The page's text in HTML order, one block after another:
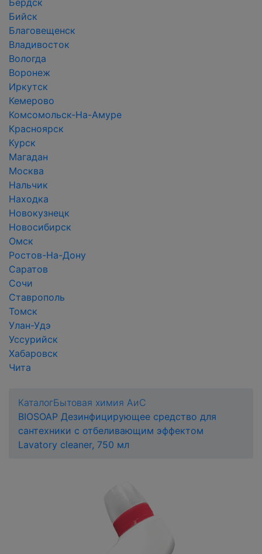
Бердск
Бийск
Благовещенск
Владивосток
Вологда
Воронеж
Иркутск
Кемерово
Комсомольск-На-Амуре
Красноярск
Курск
Магадан
Москва
Нальчик
Находка
Новокузнецк
Новосибирск
Омск
Ростов-На-Дону
Саратов
Сочи
Ставрополь
Томск
Улан-Удэ
Уссурийск
Хабаровск
Чита
КаталогБытовая химия АиС
BIOSOAP Дезинфицирующее средство для
сантехники с отбеливающим эффектом
Lavatory cleaner, 750 мл